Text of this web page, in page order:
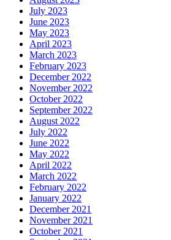
July 2023
June 2023
May 2023
April 2023
March 2023
February 2023
December 2022
November 2022
October 2022
September 2022
August 2022
July 2022
June 2022
May 2022
April 2022
March 2022
February 2022
January 2022
December 2021
November 2021
October 2021